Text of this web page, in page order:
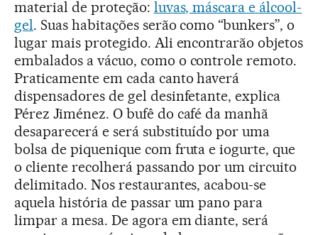
material de proteção: luvas, máscara e álcool-
gel. Suas habitações serão como “bunkers”, o
lugar mais protegido. Ali encontrarão objetos
embalados a vácuo, como o controle remoto.
Praticamente em cada canto haverá
dispensadores de gel desinfetante, explica
Pérez Jiménez. O bufê do café da manhã
desaparecerá e será substituído por uma
bolsa de piquenique com fruta e iogurte, que
o cliente recolherá passando por um circuito
delimitado. Nos restaurantes, acabou-se
aquela história de passar um pano para
limpar a mesa. De agora em diante, será